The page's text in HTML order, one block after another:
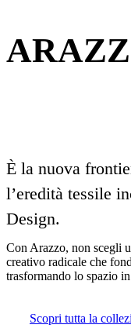
È la nuova
l’eredità tessile
Design.
Con Arazzo, non scegli
creativo radicale che
trasformando lo spazio
Scopri tutta la